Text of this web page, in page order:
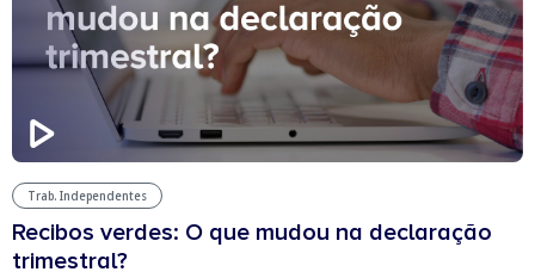
Trab. Independentes
Recibos verdes: O que mudou na declaração
trimestral?